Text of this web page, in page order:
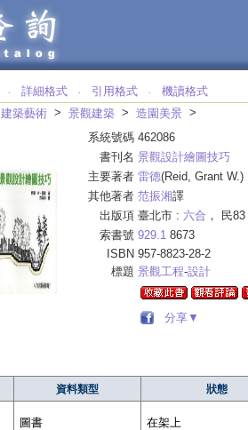
‧ 詳細格式 ‧ 引用格式 ‧ 機讀格式
建築藝術 > 景觀建築 > 造園美景 >
系統號碼 462086
書刊名 景觀設計繪圖技巧
主要著者 雷德(Reid, Grant W.)
其他著者 范振湘譯
出版項 臺北市 : 六合 ， 民83
索書號 929.1 8673
ISBN 957-8823-28-2
標題 景觀工程-設計
分享▼
資料類型 狀態
圖書 在架上